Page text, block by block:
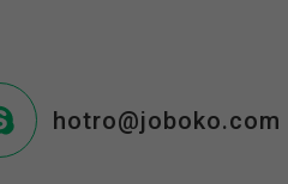
hotro@joboko.com